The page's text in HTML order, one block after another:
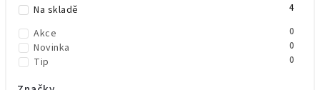
Abecedně
Na skladě 4
Akce 0
Novinka 0
Tip 0